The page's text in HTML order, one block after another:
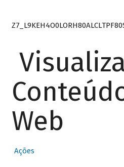
Web
Ações